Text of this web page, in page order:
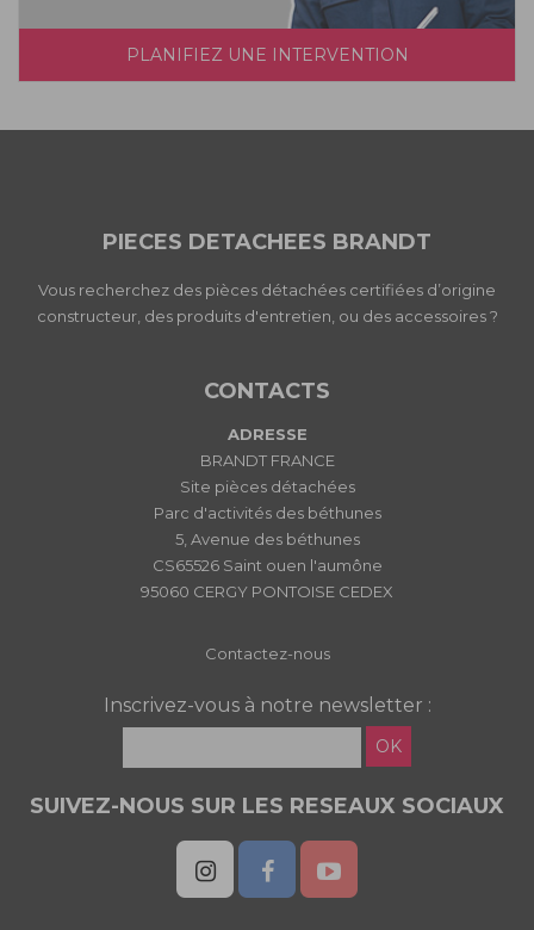
PLANIFIEZ UNE INTERVENTION
PIECES DETACHEES BRANDT
Vous recherchez des pièces détachées certifiées d’origine
constructeur, des produits d'entretien, ou des accessoires ?
CONTACTS
ADRESSE
BRANDT FRANCE
Site pièces détachées
Parc d'activités des béthunes
5, Avenue des béthunes
CS65526 Saint ouen l'aumône
95060 CERGY PONTOISE CEDEX
Contactez-nous
Inscrivez-vous à notre newsletter :
OK
SUIVEZ-NOUS SUR LES RESEAUX SOCIAUX